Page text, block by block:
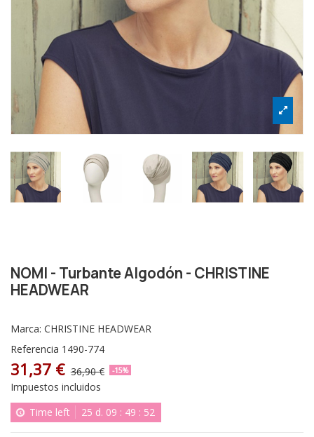
NOMI - Turbante Algodón - CHRISTINE
HEADWEAR
Marca: CHRISTINE HEADWEAR
Referencia 1490-774
31,37 € 36,90 € -15%
Impuestos incluidos
Time left
25 d. 09 : 49 : 51